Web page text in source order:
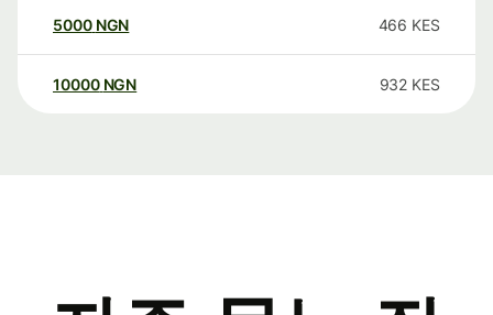
5000 NGN 466 KES
10000 NGN 932 KES